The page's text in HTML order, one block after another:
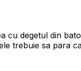
cu degetul din
trebuie sa para